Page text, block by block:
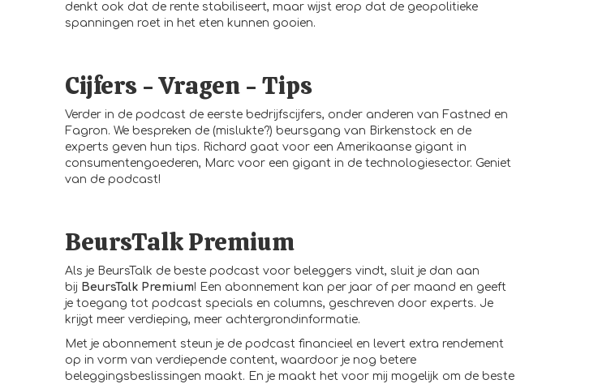
denkt ook dat de rente stabiliseert, maar wijst erop dat de geopolitieke
spanningen roet in het eten kunnen gooien.
Cijfers - Vragen - Tips
Verder in de podcast de eerste bedrijfscijfers, onder anderen van Fastned en
Fagron. We bespreken de (mislukte?) beursgang van Birkenstock en de
experts geven hun tips. Richard gaat voor een Amerikaanse gigant in
consumentengoederen, Marc voor een gigant in de technologiesector. Geniet
van de podcast!
BeursTalk Premium
Als je BeursTalk de beste podcast voor beleggers vindt, sluit je dan aan
bij BeursTalk Premium! Een abonnement kan per jaar of per maand en geeft
je toegang tot podcast specials en columns, geschreven door experts. Je
krijgt meer verdieping, meer achtergrondinformatie.
Met je abonnement steun je de podcast financieel en levert extra rendement
op in vorm van verdiepende content, waardoor je nog betere
beleggingsbeslissingen maakt. En je maakt het voor mij mogelijk om de beste